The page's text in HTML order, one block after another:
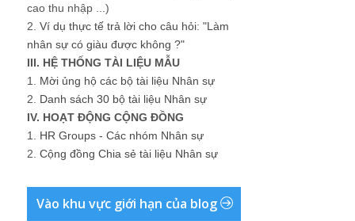
cao thu nhập ...)
2. Ví dụ thực tế trả lời cho câu hỏi: "Làm
nhân sự có giàu được không ?"
III. HỆ THỐNG TÀI LIỆU MẪU
1. Mời ủng hộ các bộ tài liệu Nhân sự
2. Danh sách 30 bộ tài liệu Nhân sự
IV. HOẠT ĐỘNG CỘNG ĐỒNG
1. HR Groups - Các nhóm Nhân sự
2. Cộng đồng Chia sẻ tài liệu Nhân sự
Vào khu vực giới hạn của blog